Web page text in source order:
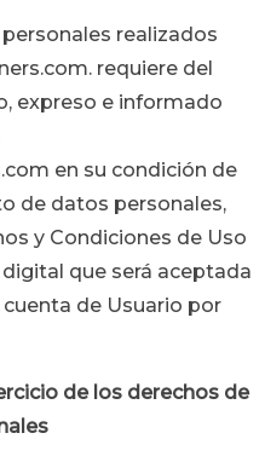
realizados
. requiere del
expreso e informado
en su condición de
de datos personales,
y Condiciones de Uso
que será aceptada
de Usuario por
de los derechos de